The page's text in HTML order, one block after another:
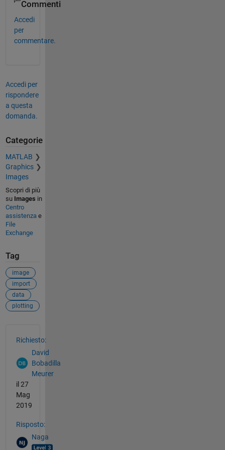
Commenti
Accedi
per
commentare.
Accedi per
rispondere
a questa
domanda.
Categorie
MATLAB
Graphics
Images
Scopri di più
su Images in
Centro
assistenza e
File
Exchange
Tag
image
import
data
plotting
Richiesto:
David
Bobadilla
Meurer
il 27
Mag
2019
Risposto:
Naga